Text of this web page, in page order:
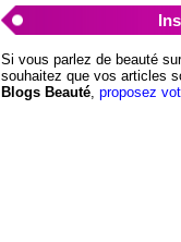
Si vous parlez de beauté
souhaitez que vos articles
Blogs Beauté, proposez